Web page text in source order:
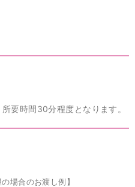
要時間30分程度となります。
場合のお渡し例】